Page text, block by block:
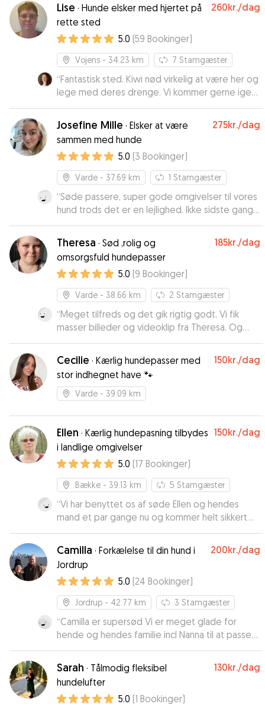
Lise · Hunde elsker med hjertet på
rette sted
260kr./dag
5.0 (59 Bookinger)
Vojens - 34.23 km 7 Stamgæster
“Fantastisk sted. Kiwi nød virkelig at være her og
lege med deres drenge. Vi kommer gerne igen
😊”
Josefine Mille · Elsker at være
sammen med hunde
275kr./dag
5.0 (3 Bookinger)
Varde - 37.69 km 1 Stamgæster
“Søde passere, super gode omgivelser til vores
hund trods det er en lejlighed. Ikke sidste gang
de bruges ☺️”
Theresa · Sød ,rolig og
omsorgsfuld hundepasser
185kr./dag
5.0 (9 Bookinger)
Varde - 38.66 km 2 Stamgæster
“Meget tilfreds og det gik rigtig godt. Vi fik
masser billeder og videoklip fra Theresa. Og
blev orienteret hvordan det går med Milo.”
Cecilie · Kærlig hundepasser med
stor indhegnet have 🐾
150kr./dag
Varde - 39.09 km
Ellen · Kærlig hundepasning tilbydes
i landlige omgivelser
150kr./dag
5.0 (17 Bookinger)
Bække - 39.13 km 5 Stamgæster
“Vi har benyttet os af søde Ellen og hendes
mand et par gange nu og kommer helt sikkert
igen. Hos dem er der "højt til loftet" og en hund
får lov at være en hund med alle de små
særheder den måtte have 😁. Efter vores 5
dages tur til England hentede vi en Eddie der
faktisk ikke virkede til at have travlt med at
komme hjem. Det vidner om en hund der har
hygget sig.”
Camilla · Forkælelse til din hund i
Jordrup
200kr./dag
5.0 (24 Bookinger)
Jordrup - 42.77 km 3 Stamgæster
“Camilla er supersød Vi er meget glade for
hende og hendes familie incl Nanna til at passe
Jackson.”
Sarah · Tålmodig fleksibel
hundelufter
130kr./dag
5.0 (1 Bookinger)